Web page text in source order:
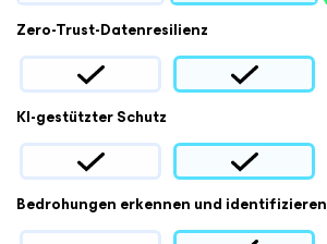
Zero-Trust-Datenresilienz
KI-gestützter Schutz
Bedrohungen erkennen und identifizieren